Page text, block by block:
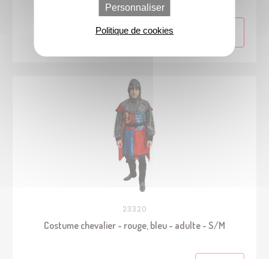
23320
Costume chevalier - rouge, bleu - adulte - S/M
Personnaliser
Politique de cookies